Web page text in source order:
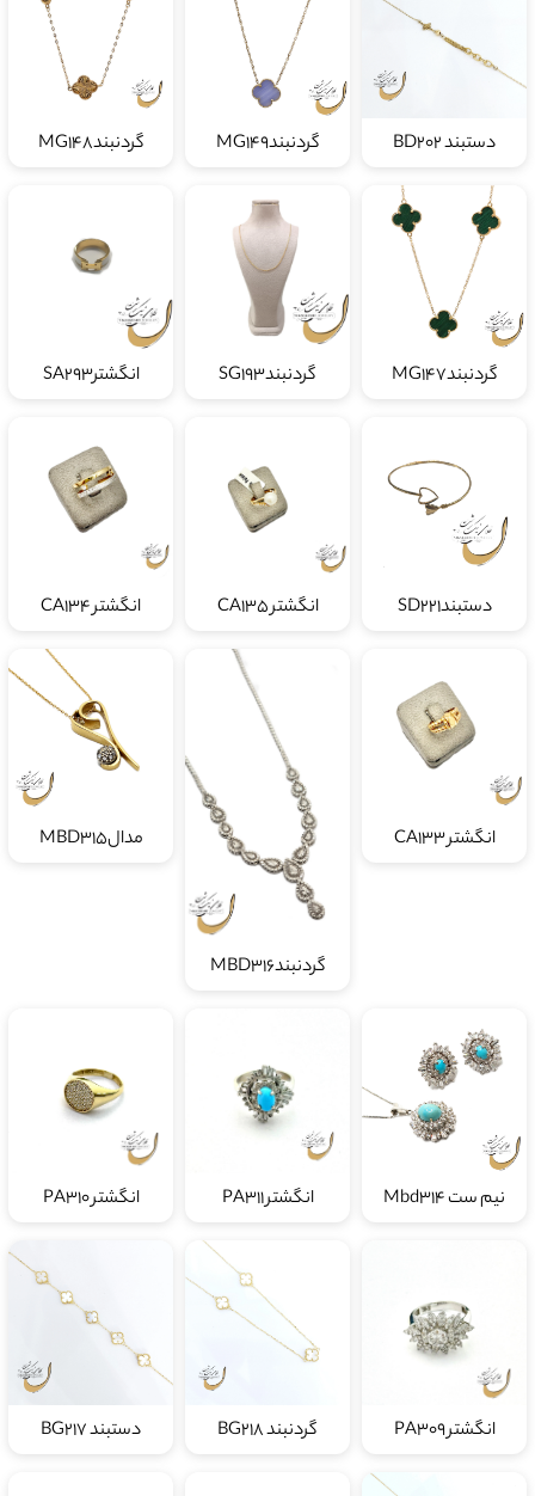
دستبند BD202 گردنبندMG149 گردنبندMG148
گردنبندMG147 گردنبندSG193 انگشترSA293
دستبندSD221 انگشتر CA135 انگشتر CA134
انگشتر CA133
گردنبندMBD316
مدالMBD315
نیم ست Mbd314 انگشتر PA311 انگشتر PA310
انگشتر PA309 گردنبند BG218 دستبند BG217